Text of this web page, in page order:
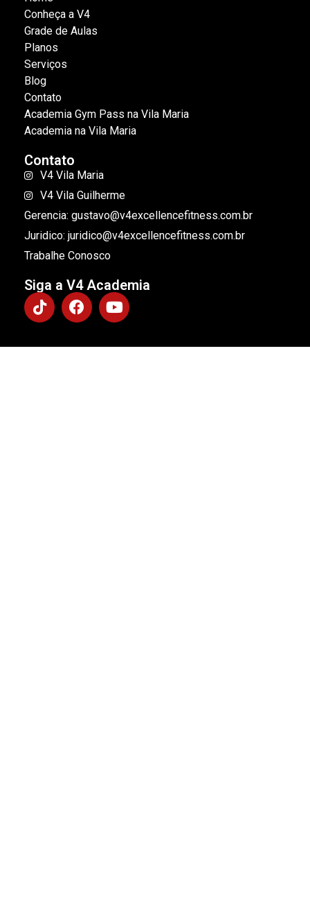
Conheça a V4
Grade de Aulas
Planos
Serviços
Blog
Contato
Academia Gym Pass na Vila Maria
Academia na Vila Maria
Contato
V4 Vila Maria
V4 Vila Guilherme
Gerencia: gustavo@v4excellencefitness.com.br
Juridico: juridico@v4excellencefitness.com.br
Trabalhe Conosco
Siga a V4 Academia